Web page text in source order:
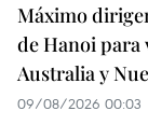
Máximo
de Hanoi para
Australia y
09/08/2026 00:03